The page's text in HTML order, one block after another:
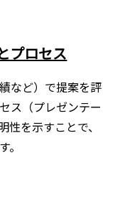
プロセス
など）で提案を評
ス（プレゼンテー
を示すことで、